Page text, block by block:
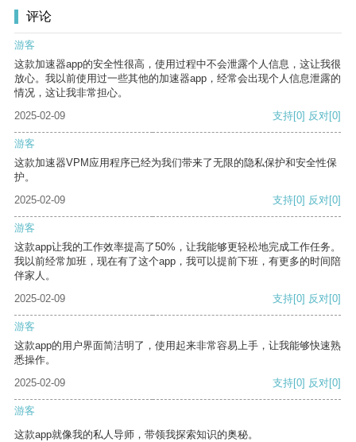
评论
游客
这款加速器app的安全性很高，使用过程中不会泄露个人信息，这让我很
放心。我以前使用过一些其他的加速器app，经常会出现个人信息泄露的
情况，这让我非常担心。
2025-02-09
支持[0] 反对[0]
游客
这款加速器VPM应用程序已经为我们带来了无限的隐私保护和安全性保
护。
2025-02-09
支持[0] 反对[0]
游客
这款app让我的工作效率提高了50%，让我能够更轻松地完成工作任务。
我以前经常加班，现在有了这个app，我可以提前下班，有更多的时间陪
伴家人。
2025-02-09
支持[0] 反对[0]
游客
这款app的用户界面简洁明了，使用起来非常容易上手，让我能够快速熟
悉操作。
2025-02-09
支持[0] 反对[0]
游客
这款app就像我的私人导师，带领我探索知识的奥秘。